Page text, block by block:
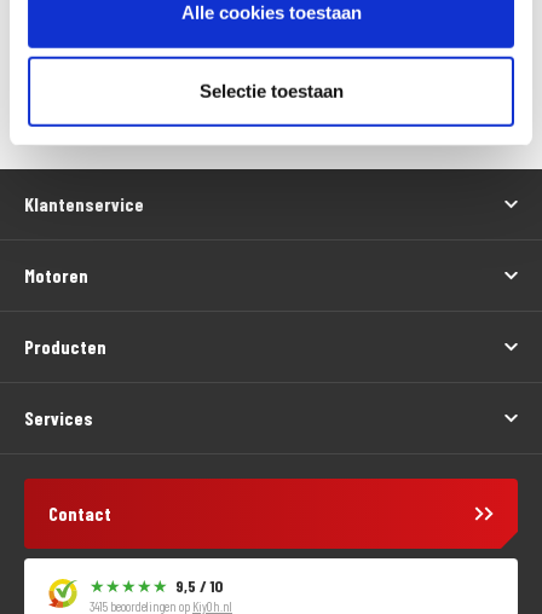
Alle cookies toestaan
Selectie toestaan
Klantenservice
Motoren
Producten
Services
Contact
9,5 / 10
3415 beoordelingen op KiyOh.nl